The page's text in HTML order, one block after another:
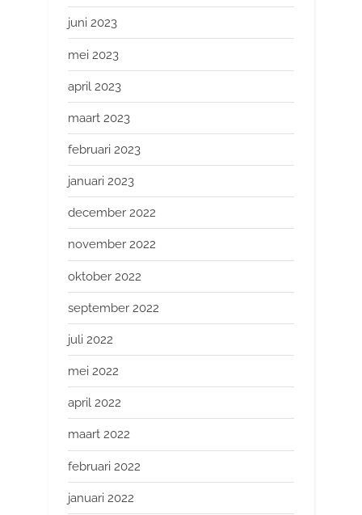
juni 2023
mei 2023
april 2023
maart 2023
februari 2023
januari 2023
december 2022
november 2022
oktober 2022
september 2022
juli 2022
mei 2022
april 2022
maart 2022
februari 2022
januari 2022